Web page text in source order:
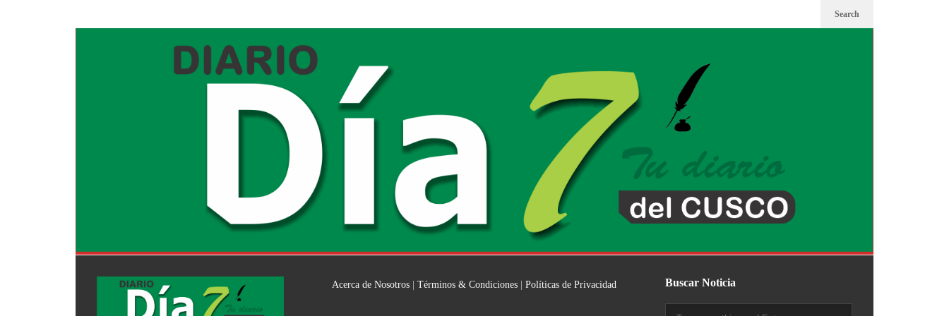
Search
Acerca de Nosotros |Términos & Condiciones |Políticas de Privacidad Buscar Noticia